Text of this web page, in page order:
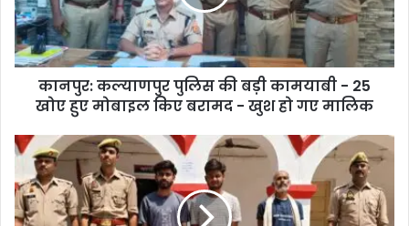
कानपुर: कल्याणपुर पुलिस की बड़ी कामयाबी - 25
खोए हुए मोबाइल किए बरामद - खुश हो गए मालिक